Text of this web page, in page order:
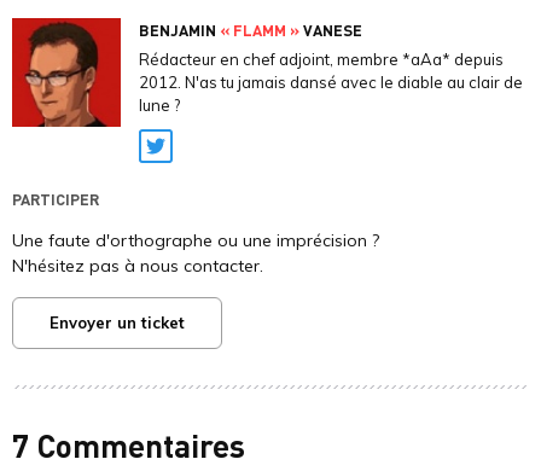
BENJAMIN « FLAMM »VANESE
Rédacteur en chef adjoint, membre *aAa* depuis
2012. N'as tu jamais dansé avec le diable au clair de
lune ?
Twitter
PARTICIPER
Une faute d'orthographe ou une imprécision ?
N'hésitez pas à nous contacter.
Envoyer un ticket
7 Commentaires